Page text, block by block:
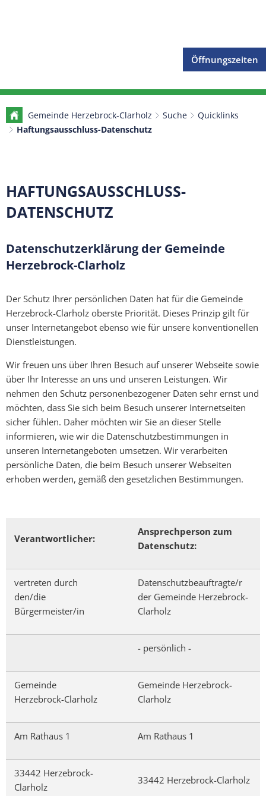
Öffnungszeiten
Gemeinde Herzebrock-Clarholz Suche
Quicklinks
Haftungsausschluss-Datenschutz
Haftungsausschluss-
Datenschutz
HAFTUNGSAUSSCHLUSS-
DATENSCHUTZ
Datenschutzerklärung der Gemeinde
Herzebrock-Clarholz
Der Schutz Ihrer persönlichen Daten hat für die Gemeinde
Herzebrock-Clarholz oberste Priorität. Dieses Prinzip gilt für
unser Internetangebot ebenso wie für unsere konventionellen
Dienstleistungen.
Wir freuen uns über Ihren Besuch auf unserer Webseite sowie
über Ihr Interesse an uns und unseren Leistungen. Wir
nehmen den Schutz personenbezogener Daten sehr ernst und
möchten, dass Sie sich beim Besuch unserer Internetseiten
sicher fühlen. Daher möchten wir Sie an dieser Stelle
informieren, wie wir die Datenschutzbestimmungen in
unseren Internetangeboten umsetzen. Wir verarbeiten
persönliche Daten, die beim Besuch unserer Webseiten
erhoben werden, gemäß den gesetzlichen Bestimmungen.
Verantwortlicher:
Ansprechperson zum
Datenschutz:
vertreten durch
den/die
Bürgermeister/in
Datenschutzbeauftragte/r
der Gemeinde Herzebrock-
Clarholz
- persönlich -
Gemeinde
Herzebrock-Clarholz
Gemeinde Herzebrock-
Clarholz
Am Rathaus 1 Am Rathaus 1
33442 Herzebrock-
Clarholz
33442 Herzebrock-Clarholz